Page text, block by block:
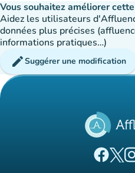
Vous souhaitez améliorer
Aidez les utilisateurs
données plus précises
informations pratiques…)
editSuggérer une modification